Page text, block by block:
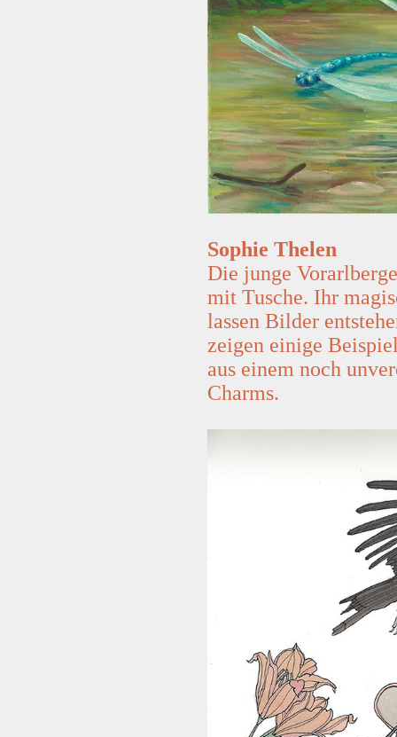
Sophie Thelen
Die junge
mit Tusche. Ihr
lassen Bilder
zeigen einige
aus einem noch
Charms.